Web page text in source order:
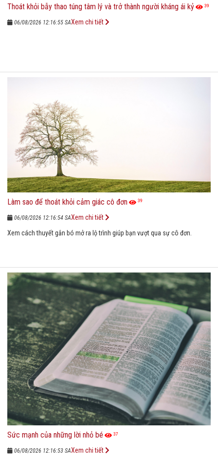
Thoát khỏi bẫy thao túng tâm lý và trở thành người kháng ái kỷ 39
06/08/2026 12:16:55 SAXem chi tiết
Làm sao để thoát khỏi cảm giác cô đơn 39
06/08/2026 12:16:54 SA
Xem cách thuyết gắn bó mở ra lộ trình giúp bạn vượt qua sự cô đơn.
Xem chi tiết
Sức mạnh của những lời nhỏ bé 37
06/08/2026 12:16:53 SAXem chi tiết